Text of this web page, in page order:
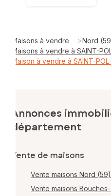
Maisons à vendre >Nord
Maisons à vendre à SAINT-
Maison à vendre à SAINT-
Annonces
département
Vente de maisons
Vente maisons Nord (59)
Vente maisons